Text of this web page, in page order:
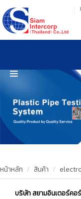
รู้ลึก รู้จริง เรื่องเครื่อ
HOME
PRODUCT
OUR CLIENTS
OUR WORKS
CALIBRATION
หน้าหลัก สินค้า
บริษัท สยามอินเตอร์คอ